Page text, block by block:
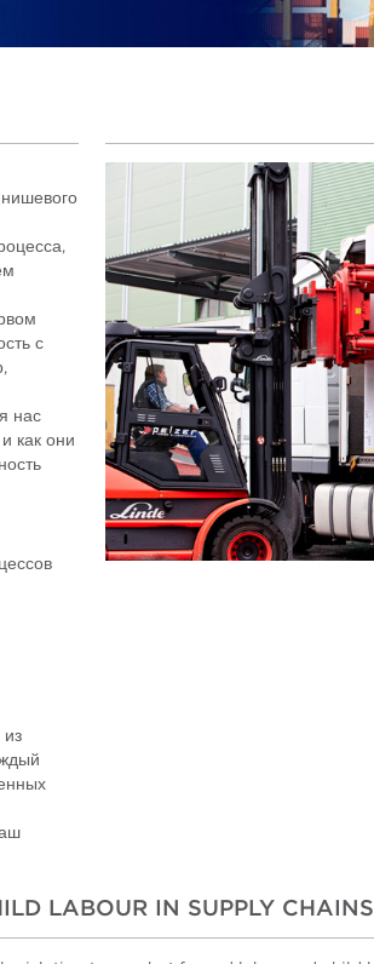
нишевого
с
нас
как они
из
LABOUR IN SUPPLY CHAINS